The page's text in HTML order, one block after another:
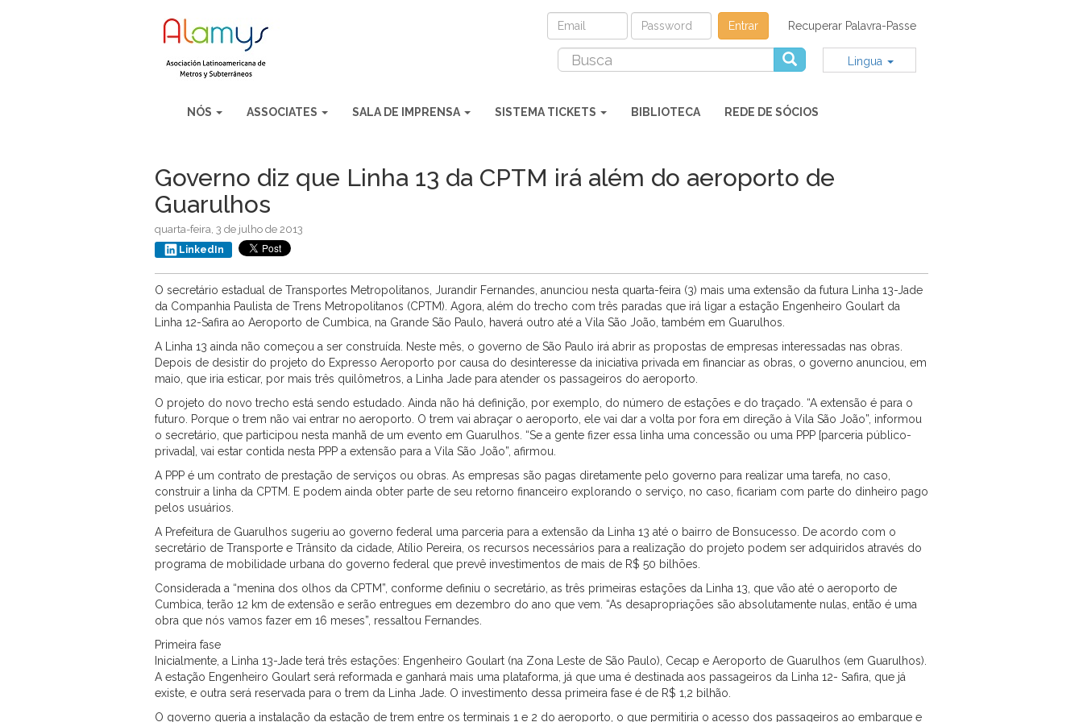
Entrar Recuperar Palavra-Passe
Lingua
NÓS ASSOCIATES SALA DE IMPRENSA SISTEMA TICKETS BIBLIOTECA REDE DE SÓCIOS
Governo diz que Linha 13 da CPTM irá além do aeroporto de
Guarulhos
quarta-feira, 3 de julho de 2013
LinkedIn
O secretário estadual de Transportes Metropolitanos, Jurandir Fernandes, anunciou nesta quarta-feira (3) mais uma extensão da futura Linha 13-Jade
da Companhia Paulista de Trens Metropolitanos (CPTM). Agora, além do trecho com três paradas que irá ligar a estação Engenheiro Goulart da
Linha 12-Safira ao Aeroporto de Cumbica, na Grande São Paulo, haverá outro até a Vila São João, também em Guarulhos.
A Linha 13 ainda não começou a ser construída. Neste mês, o governo de São Paulo irá abrir as propostas de empresas interessadas nas obras.
Depois de desistir do projeto do Expresso Aeroporto por causa do desinteresse da iniciativa privada em financiar as obras, o governo anunciou, em
maio, que iria esticar, por mais três quilômetros, a Linha Jade para atender os passageiros do aeroporto.
O projeto do novo trecho está sendo estudado. Ainda não há definição, por exemplo, do número de estações e do traçado. “A extensão é para o
futuro. Porque o trem não vai entrar no aeroporto. O trem vai abraçar o aeroporto, ele vai dar a volta por fora em direção à Vila São João”, informou
o secretário, que participou nesta manhã de um evento em Guarulhos. “Se a gente fizer essa linha uma concessão ou uma PPP [parceria público-
privada], vai estar contida nesta PPP a extensão para a Vila São João”, afirmou.
A PPP é um contrato de prestação de serviços ou obras. As empresas são pagas diretamente pelo governo para realizar uma tarefa, no caso,
construir a linha da CPTM. E podem ainda obter parte de seu retorno financeiro explorando o serviço, no caso, ficariam com parte do dinheiro pago
pelos usuários.
A Prefeitura de Guarulhos sugeriu ao governo federal uma parceria para a extensão da Linha 13 até o bairro de Bonsucesso. De acordo com o
secretário de Transporte e Trânsito da cidade, Atílio Pereira, os recursos necessários para a realização do projeto podem ser adquiridos através do
programa de mobilidade urbana do governo federal que prevê investimentos de mais de R$ 50 bilhões.
Considerada a “menina dos olhos da CPTM”, conforme definiu o secretário, as três primeiras estações da Linha 13, que vão até o aeroporto de
Cumbica, terão 12 km de extensão e serão entregues em dezembro do ano que vem. “As desapropriações são absolutamente nulas, então é uma
obra que nós vamos fazer em 16 meses”, ressaltou Fernandes.
Primeira fase
Inicialmente, a Linha 13-Jade terá três estações: Engenheiro Goulart (na Zona Leste de São Paulo), Cecap e Aeroporto de Guarulhos (em Guarulhos).
A estação Engenheiro Goulart será reformada e ganhará mais uma plataforma, já que uma é destinada aos passageiros da Linha 12- Safira, que já
existe, e outra será reservada para o trem da Linha Jade. O investimento dessa primeira fase é de R$ 1,2 bilhão.
O governo queria a instalação da estação de trem entre os terminais 1 e 2 do aeroporto, o que permitiria o acesso dos passageiros ao embarque e